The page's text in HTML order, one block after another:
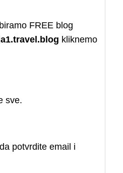
FREE blog
kliknemo
sve.
potvrdite email i